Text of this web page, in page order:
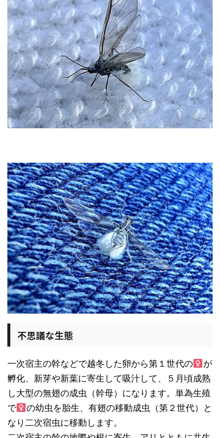
不思議な生態
一次宿主の幹などで越冬した卵から第１世代の
が
孵化、新芽や新葉に寄生して吸汁して、５月頃成熟
し大型の無翅の成虫（幹母）になります。単為生殖
で
の幼虫を胎生、有翅の移動成虫（第２世代）と
なり二次宿虫に移動します。